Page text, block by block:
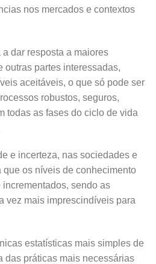
nos mercados e contextos
dar resposta a maiores
outras partes interessadas,
aceitáveis, o que só pode ser
robustos, seguros,
todas as fases do ciclo de vida
e incerteza, nas sociedades e
que os níveis de conhecimento
sendo as
vez mais imprescindíveis para
estatísticas mais simples de
das práticas mais necessárias